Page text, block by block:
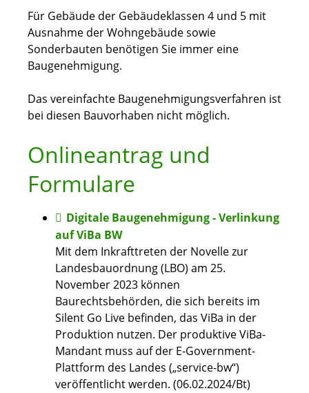
Für Gebäude der Gebäudeklassen 4 und 5 mit
Ausnahme der Wohngebäude sowie
Sonderbauten benötigen Sie immer eine
Baugenehmigung.
Das vereinfachte Baugenehmigungsverfahren ist
bei diesen Bauvorhaben nicht möglich.
Onlineantrag und
Formulare
Digitale Baugenehmigung - Verlinkung
auf ViBa BW
Mit dem Inkrafttreten der Novelle zur
Landesbauordnung (LBO) am 25.
November 2023 können
Baurechtsbehörden, die sich bereits im
Silent Go Live befinden, das ViBa in der
Produktion nutzen. Der produktive ViBa-
Mandant muss auf der E-Government-
Plattform des Landes („service-bw“)
veröffentlicht werden. (06.02.2024/Bt)